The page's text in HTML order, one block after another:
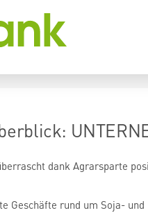
dank Agrarsparte
Geschäfte rund um Soja-